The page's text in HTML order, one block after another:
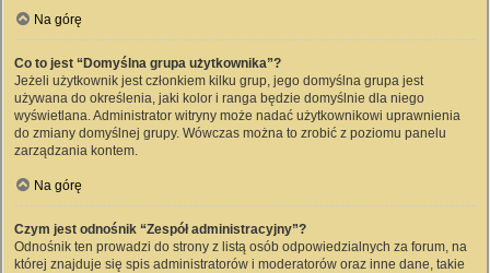
Na górę
Co to jest “Domyślna grupa użytkownika”?
Jeżeli użytkownik jest członkiem kilku grup, jego domyślna grupa jest
używana do określenia, jaki kolor i ranga będzie domyślnie dla niego
wyświetlana. Administrator witryny może nadać użytkownikowi uprawnienia
do zmiany domyślnej grupy. Wówczas można to zrobić z poziomu panelu
zarządzania kontem.
Na górę
Czym jest odnośnik “Zespół administracyjny”?
Odnośnik ten prowadzi do strony z listą osób odpowiedzialnych za forum, na
której znajduje się spis administratorów i moderatorów oraz inne dane, takie